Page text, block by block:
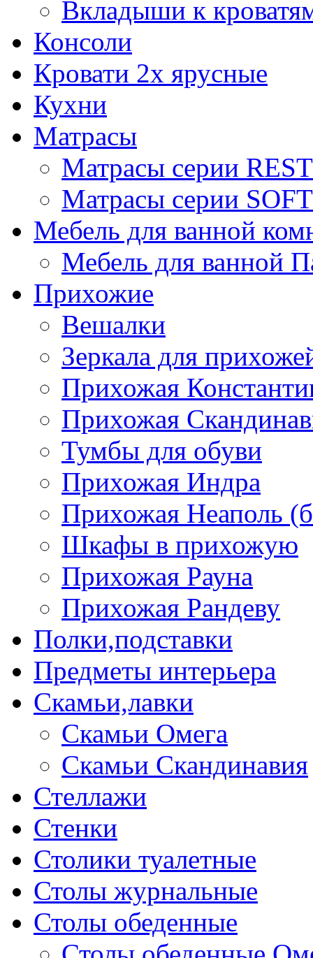
Вкладыши к
Консоли
Кровати 2х ярусные
Кухни
Матрасы
Матрасы серии REST
Матрасы серии SOFT
Мебель для ванной
Мебель для ванной
Прихожие
Вешалки
Зеркала для
Прихожая
Прихожая
Тумбы для обуви
Прихожая Индра
Прихожая Неаполь
Шкафы в прихожую
Прихожая Рауна
Прихожая Рандеву
Полки,подставки
Предметы интерьера
Скамьи,лавки
Скамьи Омега
Скамьи Скандинавия
Стеллажи
Стенки
Столики туалетные
Столы журнальные
Столы обеденные